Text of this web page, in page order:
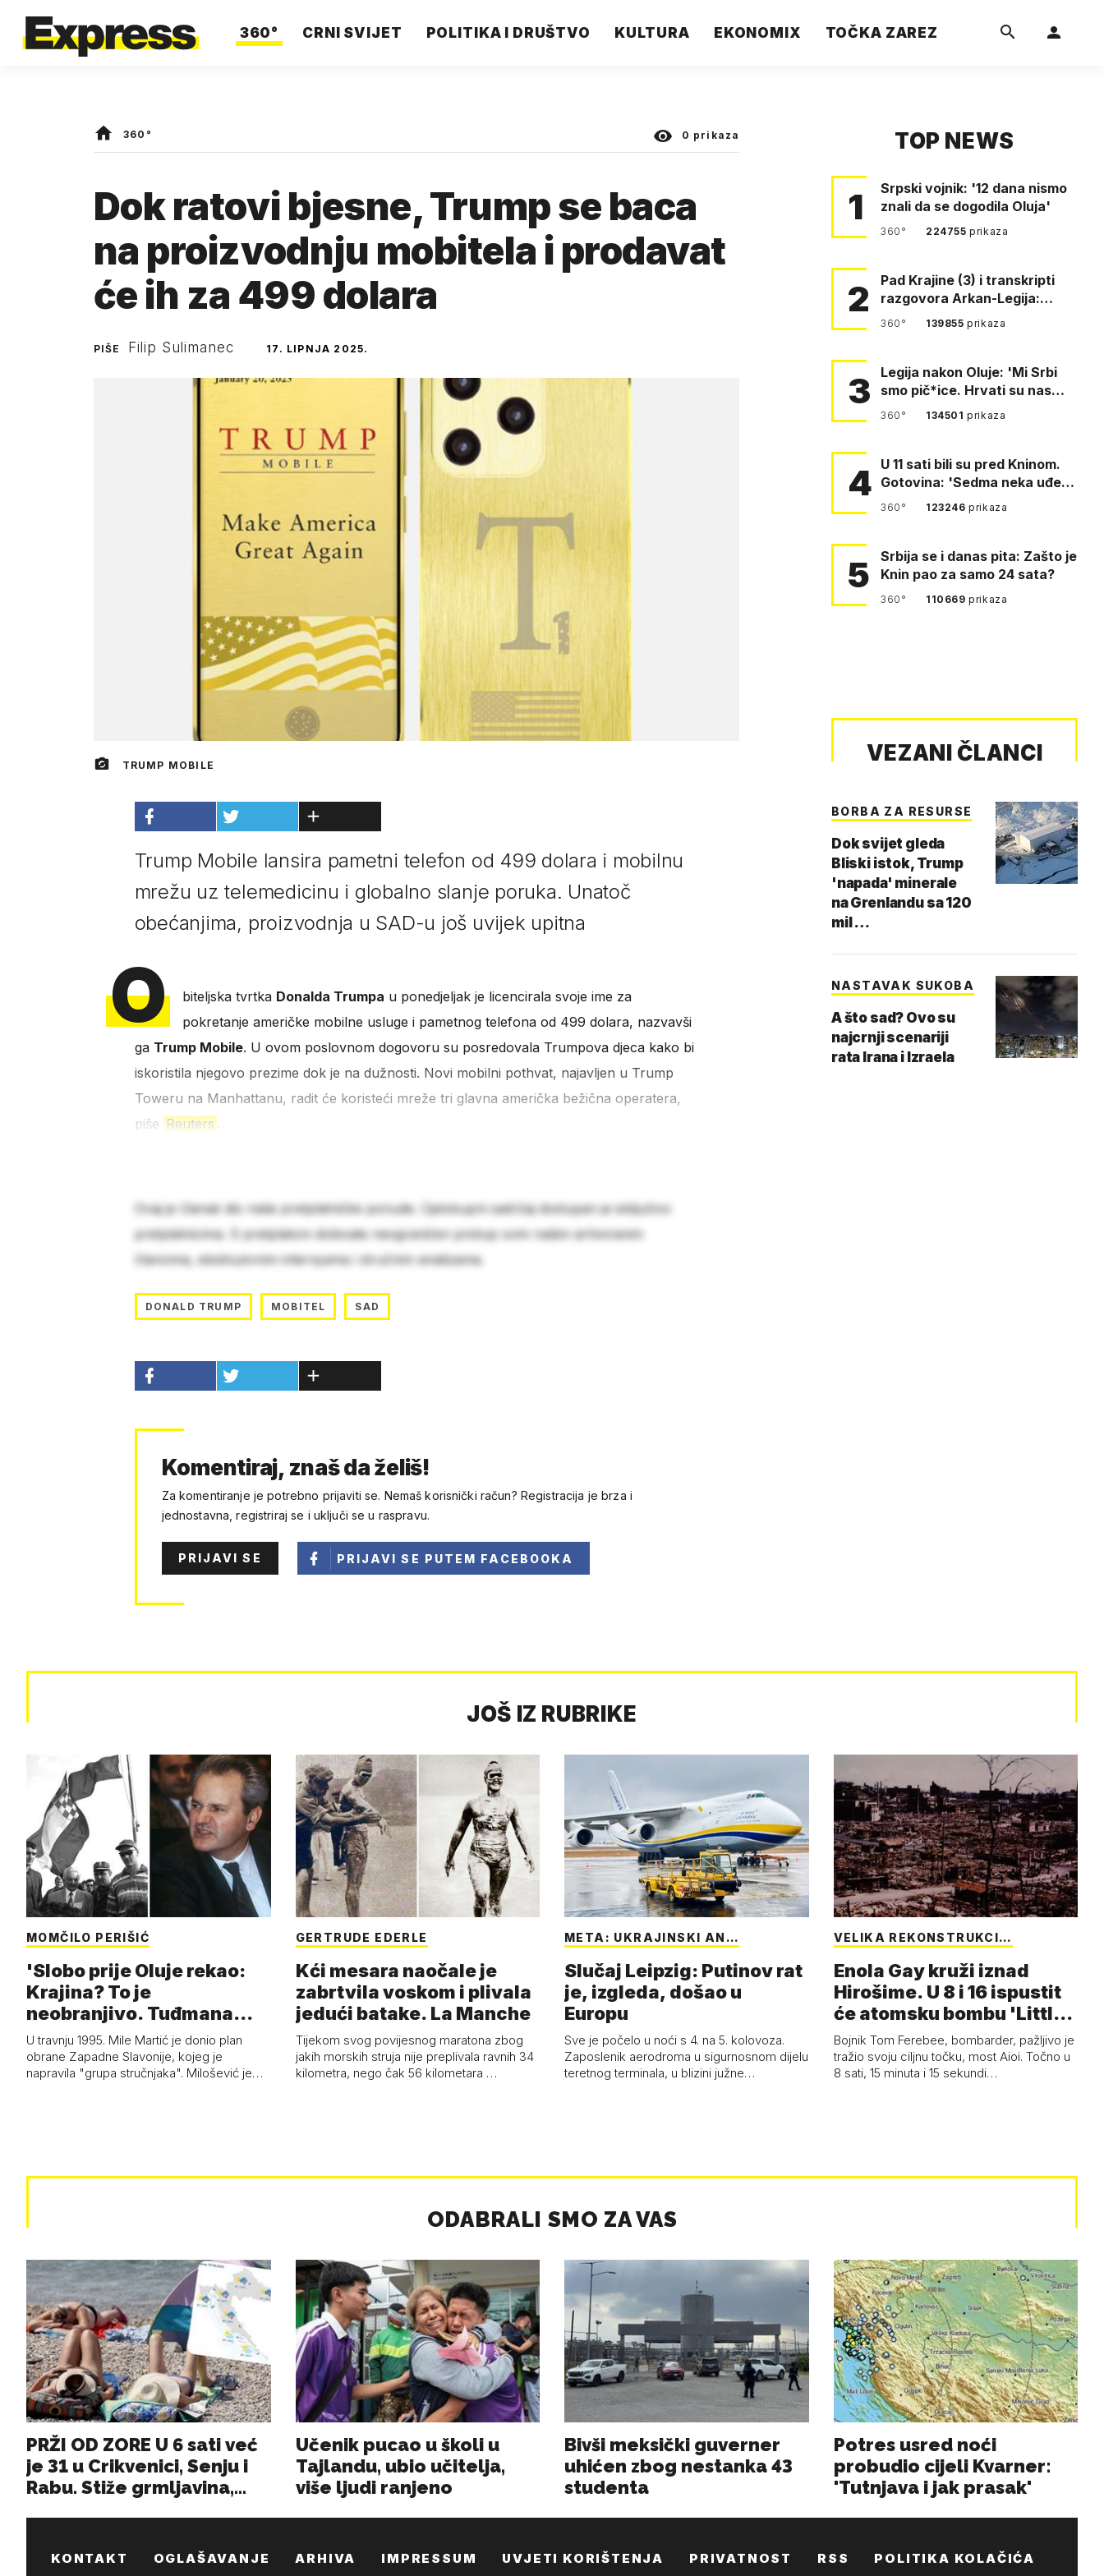
360° CRNI SVIJET POLITIKA I DRUŠTVO KULTURA EKONOMIX TOČKA ZAREZ
360° 0 prikaza
Dok ratovi bjesne, Trump se baca
na proizvodnju mobitela i prodavat
će ih za 499 dolara
PIŠE Filip Sulimanec 17. LIPNJA 2025.
TRUMP MOBILE
Trump Mobile lansira pametni telefon od 499 dolara i mobilnu
mrežu uz telemedicinu i globalno slanje poruka. Unatoč
obećanjima, proizvodnja u SAD-u još uvijek upitna
O biteljska tvrtka Donalda Trumpa u ponedjeljak je licencirala svoje ime za
pokretanje američke mobilne usluge i pametnog telefona od 499 dolara, nazvavši
ga Trump Mobile. U ovom poslovnom dogovoru su posredovala Trumpova djeca kako bi
iskoristila njegovo prezime dok je na dužnosti. Novi mobilni pothvat, najavljen u Trump
Toweru na Manhattanu, radit će koristeći mreže tri glavna američka bežična operatera,
piše Reuters.
Ovaj je članak dio naše pretplatničke ponude. Cjelokupni sadržaj dostupan je isključivo
pretplatnicima. S pretplatom dobivate neograničen pristup svim našim arhiviranim
člancima, ekskluzivnim intervjuima i stručnim analizama.
DONALD TRUMP MOBITEL SAD
Komentiraj, znaš da želiš!
Za komentiranje je potrebno prijaviti se. Nemaš korisnički račun? Registracija je brza i
jednostavna, registriraj se i uključi se u raspravu.
PRIJAVI SE PRIJAVI SE PUTEM FACEBOOKA
TOP NEWS
1
Srpski vojnik: '12 dana nismo
znali da se dogodila Oluja'
360° 224755prikaza
2
Pad Krajine (3) i transkripti
razgovora Arkan-Legija:
'Čujem, prelazite ustašam…
360° 139855prikaza
3
Legija nakon Oluje: 'Mi Srbi
smo pič*ice. Hrvati su nas
pomeli!'
360° 134501prikaza
4 U 11 sati bili su pred Kninom.
Gotovina: 'Sedma neka uđe,
4. gardijska neka g…
360° 123246prikaza
5
Srbija se i danas pita: Zašto je
Knin pao za samo 24 sata?
360° 110669prikaza
VEZANI ČLANCI
BORBA ZA RESURSE
Dok svijet gleda
Bliski istok, Trump
'napada' minerale
na Grenlandu sa 120
mil …
NASTAVAK SUKOBA
A što sad? Ovo su
najcrnji scenariji
rata Irana i Izraela
JOŠ IZ RUBRIKE
MOMČILO PERIŠIĆ
'Slobo prije Oluje rekao:
Krajina? To je
neobranjivo. Tuđmana
zvao Krivousti'
U travnju 1995. Mile Martić je donio plan
obrane Zapadne Slavonije, kojeg je
napravila "grupa stručnjaka". Milošević je…
GERTRUDE EDERLE
Kći mesara naočale je
zabrtvila voskom i plivala
jedući batake. La Manche
Tijekom svog povijesnog maratona zbog
jakih morskih struja nije preplivala ravnih 34
kilometra, nego čak 56 kilometara …
META: UKRAJINSKI AN…
Slučaj Leipzig: Putinov rat
je, izgleda, došao u
Europu
Sve je počelo u noći s 4. na 5. kolovoza.
Zaposlenik aerodroma u sigurnosnom dijelu
teretnog terminala, u blizini južne…
VELIKA REKONSTRUKCI…
Enola Gay kruži iznad
Hirošime. U 8 i 16 ispustit
će atomsku bombu 'Little
Boy'
Bojnik Tom Ferebee, bombarder, pažljivo je
tražio svoju ciljnu točku, most Aioi. Točno u
8 sati, 15 minuta i 15 sekundi…
KONTAKT OGLAŠAVANJE ARHIVA IMPRESSUM UVJETI KORIŠTENJA PRIVATNOST RSS POLITIKA KOLAČIĆA